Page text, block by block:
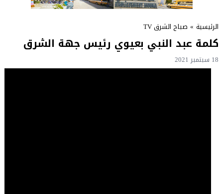
الرئيسية » صباح الشرق TV
كلمة عبد النبي بعيوي رئيس جهة الشرق
18 سبتمبر 2021